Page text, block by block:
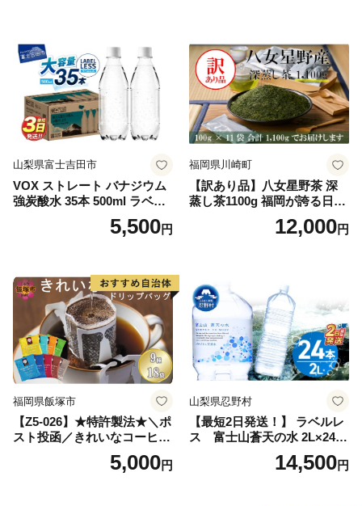
山梨県富士吉田市
VOX ストレート バナジウム
強炭酸水 35本 500ml ラベル
レス【富士吉田市限定カート
5,500円
福岡県川崎町
【訳あり品】八女星野茶 深
蒸し茶1100g 福岡が誇る日本
茶_ 訳アリ 常温 お茶 茶袋 常
備品 おちゃ ocha 茶葉 緑茶
小分け お土産 お取り寄せ グ
ルメ 福岡 九州 福岡県 国産
日本 ふかむし茶 ふかむし 家
庭用 自宅用 ちゃ りょくちゃ
ふかむしちゃ 急須 甘み 川崎
町 送料無料
12,000円
福岡県飯塚市
【Z5-026】★特許製法★＼ポ
スト投函／きれいなコーヒー
ドリップバッグ9種セット(18
袋)ゆうパケットでお届け！
5,000円
山梨県忍野村
【最短2日発送！】 ラベルレ
ス 富士山蒼天の水 2L×24本
（4ケース）※離島不可 天然
水 ミネラルウォーター 水 ペ
14,500円